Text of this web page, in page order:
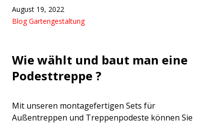
August 19, 2022
Blog Gartengestaltung
Wie wählt und baut man eine
Podesttreppe ?
Mit unseren montagefertigen Sets für
Außentreppen und Treppenpodeste können Sie